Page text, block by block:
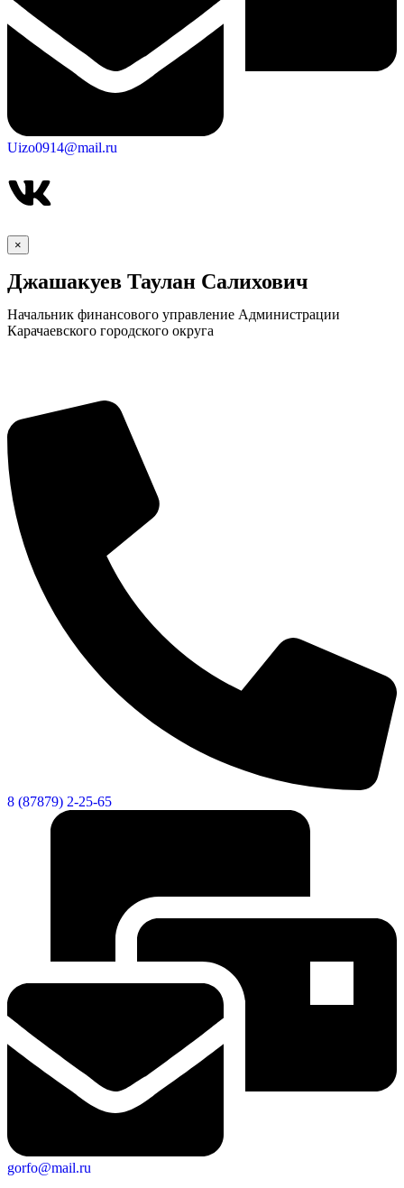
Uizo0914@mail.ru
×
Джашакуев Таулан Салихович
Начальник финансового управление Администрации
Карачаевского городского округа
8 (87879) 2-25-65
gorfo@mail.ru